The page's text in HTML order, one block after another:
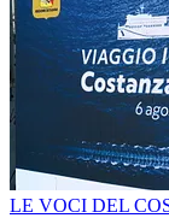
LE VOCI DEL